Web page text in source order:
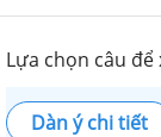
Lựa chọn câu
Dàn ý chi tiết